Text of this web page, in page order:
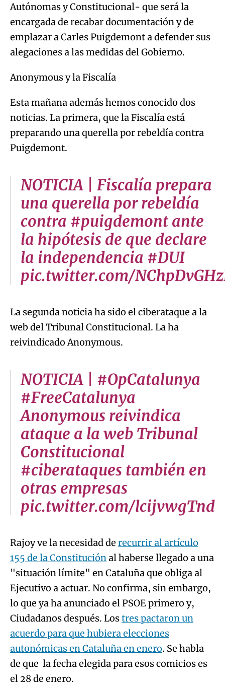
Autónomas y Constitucional- que será la
encargada de recabar documentación y de
emplazar a Carles Puigdemont a defender sus
alegaciones a las medidas del Gobierno.
Anonymous y la Fiscalía
Esta mañana además hemos conocido dos
noticias. La primera, que la Fiscalía está
preparando una querella por rebeldía contra
Puigdemont.
NOTICIA | Fiscalía prepara
una querella por rebeldía
contra #puigdemont ante
la hipótesis de que declare
la independencia #DUI
pic.twitter.com/
La segunda noticia ha sido el ciberataque a la
web del Tribunal Constitucional. La ha
reivindicado Anonymous.
NOTICIA | #OpCatalunya
#FreeCatalunya
Anonymous reivindica
ataque a la web Tribunal
Constitucional
#ciberataques también en
otras empresas
pic.twitter.com/lcijvwgTnd
Rajoy ve la necesidad de recurrir al artículo
155 de la Constituciónal haberse llegado a una
"situación límite" en Cataluña que obliga al
Ejecutivo a actuar. No confirma, sin embargo,
lo que ya ha anunciado el PSOE primero y,
Ciudadanos después. Lostres pactaron un
acuerdo para que hubiera elecciones
autonómicas en Cataluña en enero. Se habla
de que la fecha elegida para esos comicios es
el 28 de enero.